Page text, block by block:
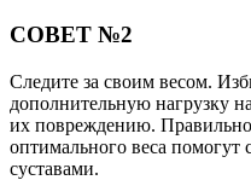
СОВЕТ №2
Следите за своим весом.
дополнительную нагрузку
их повреждению.
оптимального веса помогут
суставами.